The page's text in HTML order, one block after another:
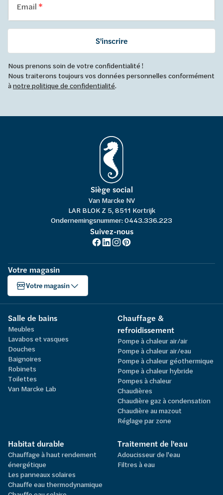
Email
S'inscrire
Nous prenons soin de votre confidentialité !
Nous traiterons toujours vos données personnelles conformément
ànotre politique de confidentialité.
Siège social
Van Marcke NV
LAR BLOK Z 5, 8511 Kortrijk
Ondernemingsnummer: 0443.336.223
Suivez-nous
Votre magasin
Votre magasin
Salle de bains
Meubles
Lavabos et vasques
Douches
Baignoires
Robinets
Toilettes
Van Marcke Lab
Chauffage &
refroidissement
Pompe à chaleur air/air
Pompe à chaleur air/eau
Pompe à chaleur géothermique
Pompe à chaleur hybride
Pompes à chaleur
Chaudières
Chaudière gaz à condensation
Chaudière au mazout
Réglage par zone
Habitat durable
Chauffage à haut rendement
énergétique
Les panneaux solaires
Chauffe eau thermodynamique
Traitement de l'eau
Adoucisseur de l'eau
Filtres à eau